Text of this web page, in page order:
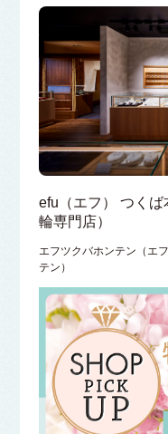
efu（エフ） つく
輪専門店）
エフツクバホンテン（エ
テン）